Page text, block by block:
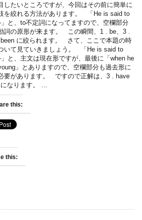
したいところですが、今回はその前に簡単に
を絞れる方法があります。 「He is said to
と、to不定詞になってますので、空欄部分
詞の原形が来ます。 この瞬間、1 . be、3 .
been に絞られます。 さて、ここで本題の時
いて見ていきましょう。 「He is said to
と、主文は現在形ですが、最後に「when he
」とありますので、空欄部分も過去形に
要があります。 ですので正解は、3 . have
なります。 …
this:
this: